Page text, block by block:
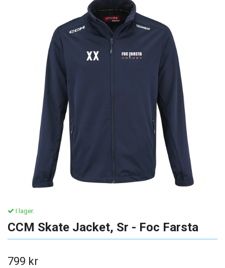
I lager.
CCM Skate Jacket, Sr - Foc Farsta
799 kr